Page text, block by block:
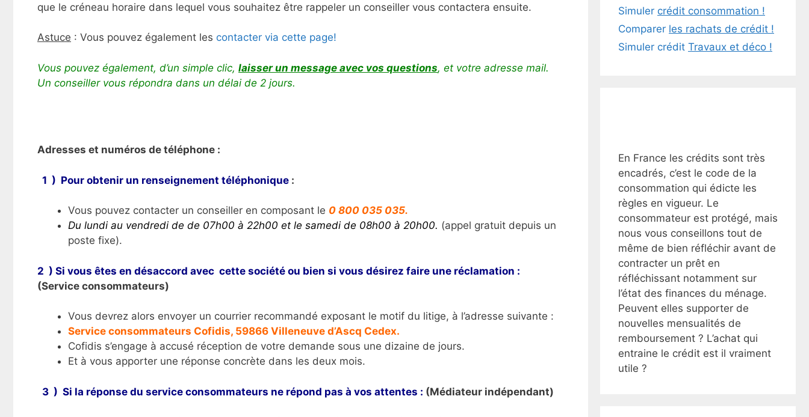
que le créneau horaire dans lequel vous souhaitez être rappeler un conseiller vous contactera ensuite.
Astuce : Vous pouvez également les contacter via cette page!
Vous pouvez également, d’un simple clic, laisser un message avec vos questions, et votre adresse mail.
Un conseiller vous répondra dans un délai de 2 jours.
Adresses et numéros de téléphone :
1 ) Pour obtenir un renseignement téléphonique :
Vous pouvez contacter un conseiller en composant le 0 800 035 035.
Du lundi au vendredi de de 07h00 à 22h00 et le samedi de 08h00 à 20h00. (appel gratuit depuis un
poste fixe).
2 ) Si vous êtes en désaccord avec cette société ou bien si vous désirez faire une réclamation :
(Service consommateurs)
Vous devrez alors envoyer un courrier recommandé exposant le motif du litige, à l’adresse suivante :
Service consommateurs Cofidis, 59866 Villeneuve d’Ascq Cedex.
Cofidis s’engage à accusé réception de votre demande sous une dizaine de jours.
Et à vous apporter une réponse concrète dans les deux mois.
3 ) Si la réponse du service consommateurs ne répond pas à vos attentes : (Médiateur indépendant)
Simuler crédit consommation !
Comparer les rachats de crédit !
Simuler crédit Travaux et déco !
En France les crédits sont très
encadrés, c’est le code de la
consommation qui édicte les
règles en vigueur. Le
consommateur est protégé, mais
nous vous conseillons tout de
même de bien réfléchir avant de
contracter un prêt en
réfléchissant notamment sur
l’état des finances du ménage.
Peuvent elles supporter de
nouvelles mensualités de
remboursement ? L’achat qui
entraine le crédit est il vraiment
utile ?